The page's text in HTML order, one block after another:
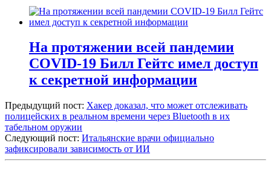
На протяжении всей пандемии
COVID-19 Билл Гейтс имел доступ
к секретной информации
Предыдущий пост: Хакер доказал, что может отслеживать
полицейских в реальном времени через Bluetooth в их
табельном оружии
Следующий пост: Итальянские врачи официально
зафиксировали зависимость от ИИ